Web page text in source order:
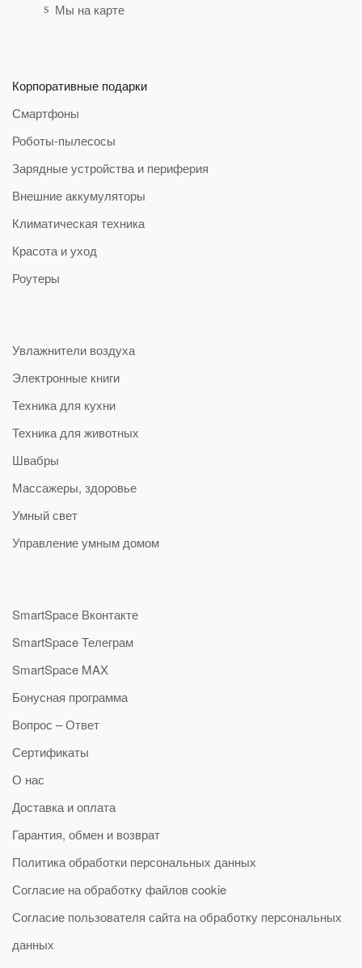
Мы на карте
Корпоративные подарки
Смартфоны
Роботы-пылесосы
Зарядные устройства и периферия
Внешние аккумуляторы
Климатическая техника
Красота и уход
Роутеры
Увлажнители воздуха
Электронные книги
Техника для кухни
Техника для животных
Швабры
Массажеры, здоровье
Умный свет
Управление умным домом
SmartSpace Вконтакте
SmartSpace Телеграм
SmartSpace MAX
Бонусная программа
Вопрос – Ответ
Сертификаты
О нас
Доставка и оплата
Гарантия, обмен и возврат
Политика обработки персональных данных
Согласие на обработку файлов cookie
Согласие пользователя сайта на обработку персональных
данных